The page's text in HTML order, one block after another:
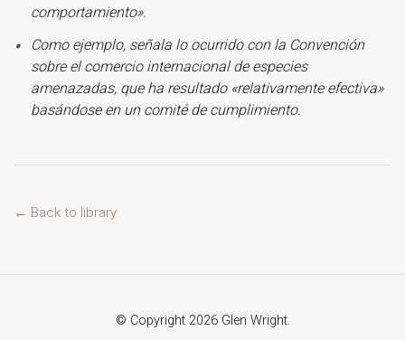
comportamiento».
Como ejemplo, señala lo ocurrido con la Convención
sobre el comercio internacional de especies
amenazadas, que ha resultado «relativamente efectiva»
basándose en un comité de cumplimiento.
← Back to library
© Copyright 2026 Glen Wright.